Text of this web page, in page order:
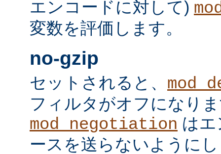
エンコードに対して)
変数を評価します。
no-gzip
セットされると、
フィルタがオフになり
mod_negotiation は
ースを送らないように